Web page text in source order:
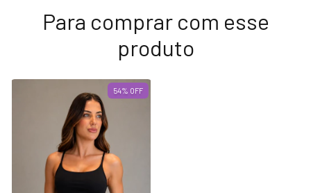
Para comprar com esse
produto
54% OFF